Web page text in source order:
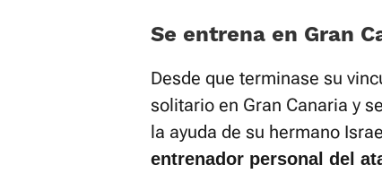
Se entrena en Gran
Desde que terminase su
solitario en Gran Canaria y
la ayuda de su hermano
entrenador personal del